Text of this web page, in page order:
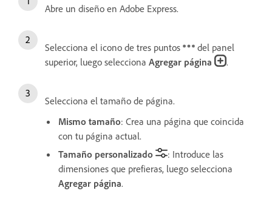
Abre un diseño en Adobe Express.
Selecciona el icono de tres puntos
del panel
superior, luego selecciona Agregar página .
Selecciona el tamaño de página.
Mismo tamaño: Crea una página que coincida
con tu página actual.
Tamaño personalizado
: Introduce las
dimensiones que prefieras, luego selecciona
Agregar página.